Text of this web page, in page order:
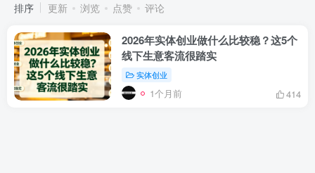
排序 更新 浏览 点赞 评论
2026年实体创业做什么比较稳？这5个
线下生意客流很踏实
实体创业
1个月前 414